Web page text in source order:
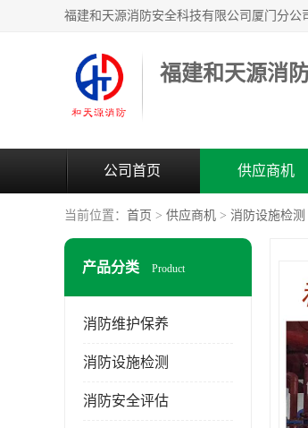
公司首页 供应商机
当前位置： 首页 > 供应商机 > 消防设施检测
产品分类 Product
消防维护保养
消防设施检测
消防安全评估